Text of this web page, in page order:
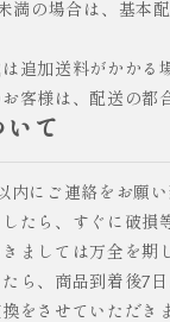
満の場合は、基本
追加送料がかかる
客様は、配送の都
いて
内にご連絡をお願い
たら、すぐに破損
ましては万全を期
ら、商品到着後7
をさせていただき